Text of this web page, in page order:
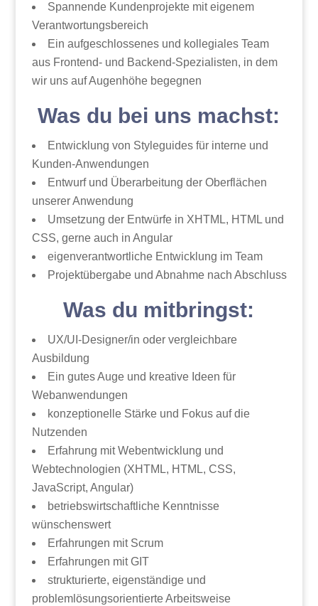
Spannende Kundenprojekte mit eigenem
Verantwortungsbereich
Ein aufgeschlossenes und kollegiales Team
aus Frontend- und Backend-Spezialisten, in dem
wir uns auf Augenhöhe begegnen
Was du bei uns machst:
Entwicklung von Styleguides für interne und
Kunden-Anwendungen
Entwurf und Überarbeitung der Oberflächen
unserer Anwendung
Umsetzung der Entwürfe in XHTML, HTML und
CSS, gerne auch in Angular
eigenverantwortliche Entwicklung im Team
Projektübergabe und Abnahme nach Abschluss
Was du mitbringst:
UX/UI-Designer/in oder vergleichbare
Ausbildung
Ein gutes Auge und kreative Ideen für
Webanwendungen
konzeptionelle Stärke und Fokus auf die
Nutzenden
Erfahrung mit Webentwicklung und
Webtechnologien (XHTML, HTML, CSS,
JavaScript, Angular)
betriebswirtschaftliche Kenntnisse
wünschenswert
Erfahrungen mit Scrum
Erfahrungen mit GIT
strukturierte, eigenständige und
problemlösungsorientierte Arbeitsweise